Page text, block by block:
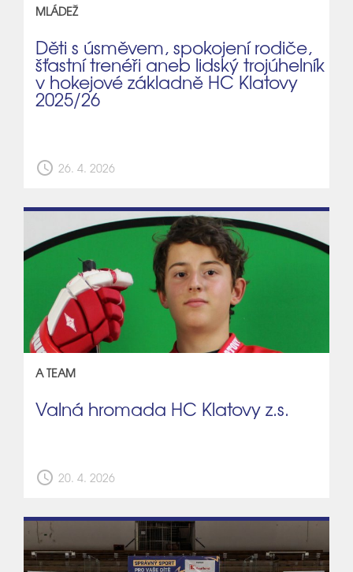
MLÁDEŽ
Děti s úsměvem, spokojení rodiče,
šťastní trenéři aneb lidský trojúhelník
v hokejové základně HC Klatovy
2025/26
schedule 26. 4. 2026
A TEAM
Valná hromada HC Klatovy z.s.
schedule 20. 4. 2026